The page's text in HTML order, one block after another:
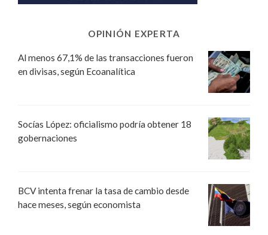
OPINIÓN EXPERTA
Al menos 67,1% de las transacciones fueron
en divisas, según Ecoanalítica
Socías López: oficialismo podría obtener 18
gobernaciones
BCV intenta frenar la tasa de cambio desde
hace meses, según economista